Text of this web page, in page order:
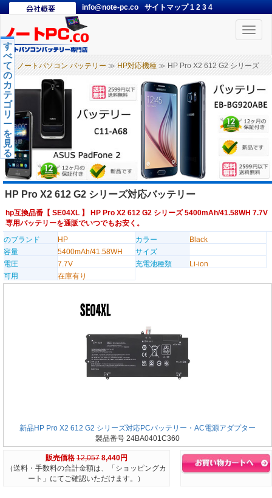
info@note-pc.co サイトマップ1 2 3 4
Toggle
ノートパソコン バッテリー ≫ HP対応機種 ≫ HP Pro X2 612 G2 シリーズ
す
べ
て
の
カ
テ
ゴ
リ
ー
を
見
る
HP Pro X2 612 G2 シリーズ対応バッテリー
hp互換品番【 SE04XL 】 HP Pro X2 612 G2 シリーズ 5400mAh/41.58WH 7.7V
専用バッテリーを通販でいつでもお安く。
のブランド
HP カラー
Black
容量
5400mAh/41.58WH
サイズ
電圧
7.7V 充電池種類
Li-ion
可用
在庫有り
新品HP Pro X2 612 G2 シリーズ対応PCバッテリー・AC電源アダプター
製品番号 24BA0401C360
販売価格 12,057 8,440円
（送料・手数料の合計金額は、「ショッピングカ
ート」にてご確認いただけます。）